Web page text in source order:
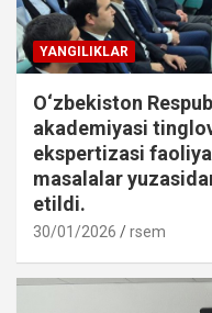
YANGILIKLAR
O‘zbekiston
akademiyasi
ekspertizasi
masalalar
etildi.
30/01/2026 rsem